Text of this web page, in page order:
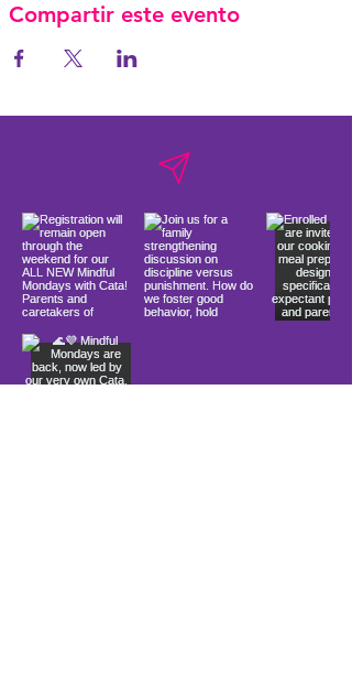
Compartir este evento